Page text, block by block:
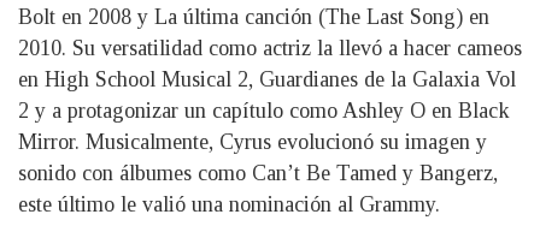
Bolt en 2008 y La última canción (The Last Song) en
2010. Su versatilidad como actriz la llevó a hacer cameos
en High School Musical 2, Guardianes de la Galaxia Vol
2 y a protagonizar un capítulo como Ashley O en Black
Mirror. Musicalmente, Cyrus evolucionó su imagen y
sonido con álbumes como Can’t Be Tamed y Bangerz,
este último le valió una nominación al Grammy.